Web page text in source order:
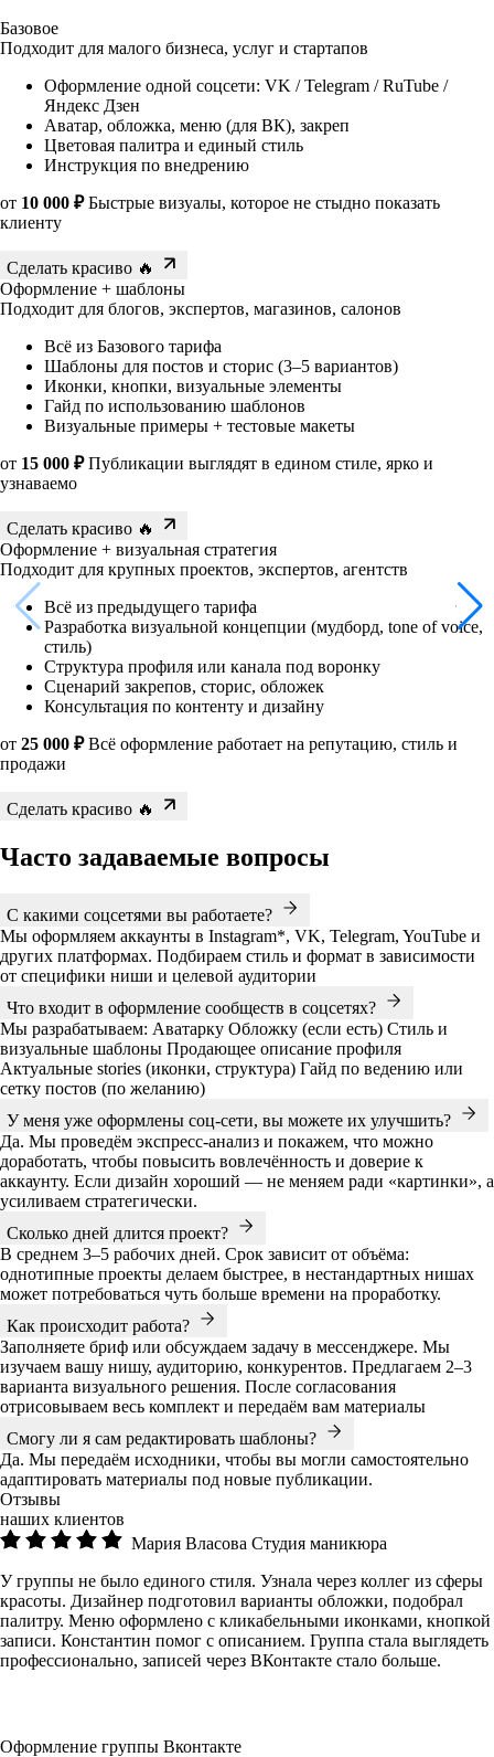
Базовое
Подходит для малого бизнеса, услуг и стартапов
Оформление одной соцсети: VK / Telegram / RuTube /
Яндекс Дзен
Аватар, обложка, меню (для ВК), закреп
Цветовая палитра и единый стиль
Инструкция по внедрению
от 10 000 ₽Быстрые визуалы, которое не стыдно показать
клиенту
Сделать красиво 🔥
Оформление + шаблоны
Подходит для блогов, экспертов, магазинов, салонов
Всё из Базового тарифа
Шаблоны для постов и сторис (3–5 вариантов)
Иконки, кнопки, визуальные элементы
Гайд по использованию шаблонов
Визуальные примеры + тестовые макеты
от 15 000 ₽Публикации выглядят в едином стиле, ярко и
узнаваемо
Сделать красиво 🔥
Оформление + визуальная стратегия
Подходит для крупных проектов, экспертов, агентств
Всё из предыдущего тарифа
Разработка визуальной концепции (мудборд, tone of voice,
стиль)
Структура профиля или канала под воронку
Сценарий закрепов, сторис, обложек
Консультация по контенту и дизайну
от 25 000 ₽Всё оформление работает на репутацию, стиль и
продажи
Сделать красиво 🔥
Часто задаваемые вопросы
С какими соцсетями вы работаете?
Мы оформляем аккаунты в Instagram*, VK, Telegram, YouTube и
других платформах. Подбираем стиль и формат в зависимости
от специфики ниши и целевой аудитории
Что входит в оформление сообществ в соцсетях?
Мы разрабатываем: Аватарку Обложку (если есть) Стиль и
визуальные шаблоны Продающее описание профиля
Актуальные stories (иконки, структура) Гайд по ведению или
сетку постов (по желанию)
У меня уже оформлены соц-сети, вы можете их улучшить?
Да. Мы проведём экспресс-анализ и покажем, что можно
доработать, чтобы повысить вовлечённость и доверие к
аккаунту. Если дизайн хороший — не меняем ради «картинки», а
усиливаем стратегически.
Сколько дней длится проект?
В среднем 3–5 рабочих дней. Срок зависит от объёма:
однотипные проекты делаем быстрее, в нестандартных нишах
может потребоваться чуть больше времени на проработку.
Как происходит работа?
Заполняете бриф или обсуждаем задачу в мессенджере. Мы
изучаем вашу нишу, аудиторию, конкурентов. Предлагаем 2–3
варианта визуального решения. После согласования
отрисовываем весь комплект и передаём вам материалы
Смогу ли я сам редактировать шаблоны?
Да. Мы передаём исходники, чтобы вы могли самостоятельно
адаптировать материалы под новые публикации.
Отзывы
наших клиентов
Мария Власова Студия маникюра
У группы не было единого стиля. Узнала через коллег из сферы
красоты. Дизайнер подготовил варианты обложки, подобрал
палитру. Меню оформлено с кликабельными иконками, кнопкой
записи. Константин помог с описанием. Группа стала выглядеть
профессионально, записей через ВКонтакте стало больше.
Оформление группы Вконтакте